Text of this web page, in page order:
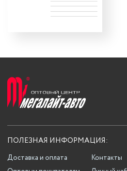
ПОЛЕЗНАЯ ИНФОРМАЦИЯ:
Доставка и оплата
Контакты